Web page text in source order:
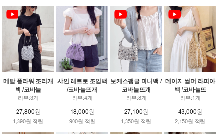
메탈 플라워 조리개
백 /코바늘
리뷰:3개
27,800원
1,390원 적립
샤인 레트로 조임백
/코바늘뜨개
리뷰:4개
18,000원
900원 적립
보케스팽글 미니백 /
코바늘뜨개
리뷰:8개
27,100원
1,350원 적립
데이지 썸머 라피아
백 /코바늘뜨
리뷰:1개
43,000원
2,150원 적립